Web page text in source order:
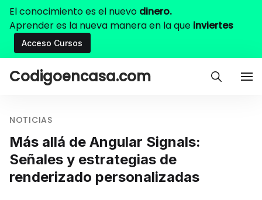
El conocimiento es el nuevo dinero.
Aprender es la nueva manera en la que inviertes
Acceso Cursos
Codigoencasa.com
NOTICIAS
Más allá de Angular Signals:
Señales y estrategias de
renderizado personalizadas